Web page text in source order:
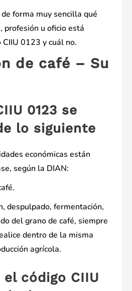
forma muy sencilla qué
profesión u oficio está
0123 y cuál no.
de café – Su
0123 se
lo siguiente
económicas están
según la DIAN:
despulpado, fermentación,
del grano de café, siempre
dentro de la misma
agrícola.
el código CIIU